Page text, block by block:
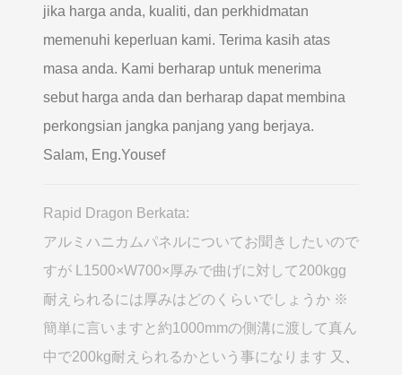
jika harga anda, kualiti, dan perkhidmatan
memenuhi keperluan kami. Terima kasih atas
masa anda. Kami berharap untuk menerima
sebut harga anda dan berharap dapat membina
perkongsian jangka panjang yang berjaya.
Salam, Eng.Yousef
Rapid Dragon Berkata:
アルミハニカムパネルについてお聞きしたいので
すが L1500×W700×厚みで曲げに対して200kgg
耐えられるには厚みはどのくらいでしょうか ※
簡単に言いますと約1000mmの側溝に渡して真ん
中で200kg耐えられるかという事になります 又